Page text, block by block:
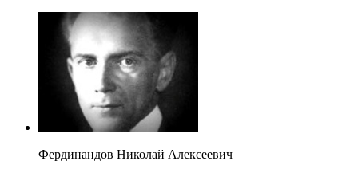
Фердинандов Николай Алексеевич